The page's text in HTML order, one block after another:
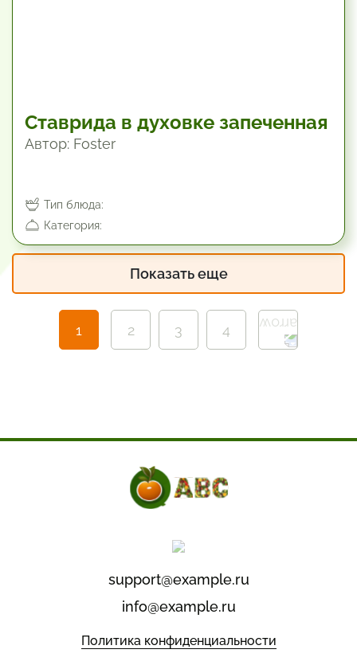
Ставрида в духовке запеченная
Автор: Foster
Тип блюда:
Категория:
Показать еще
1 2 3 4
support@example.ru
info@example.ru
Политика конфиденциальности